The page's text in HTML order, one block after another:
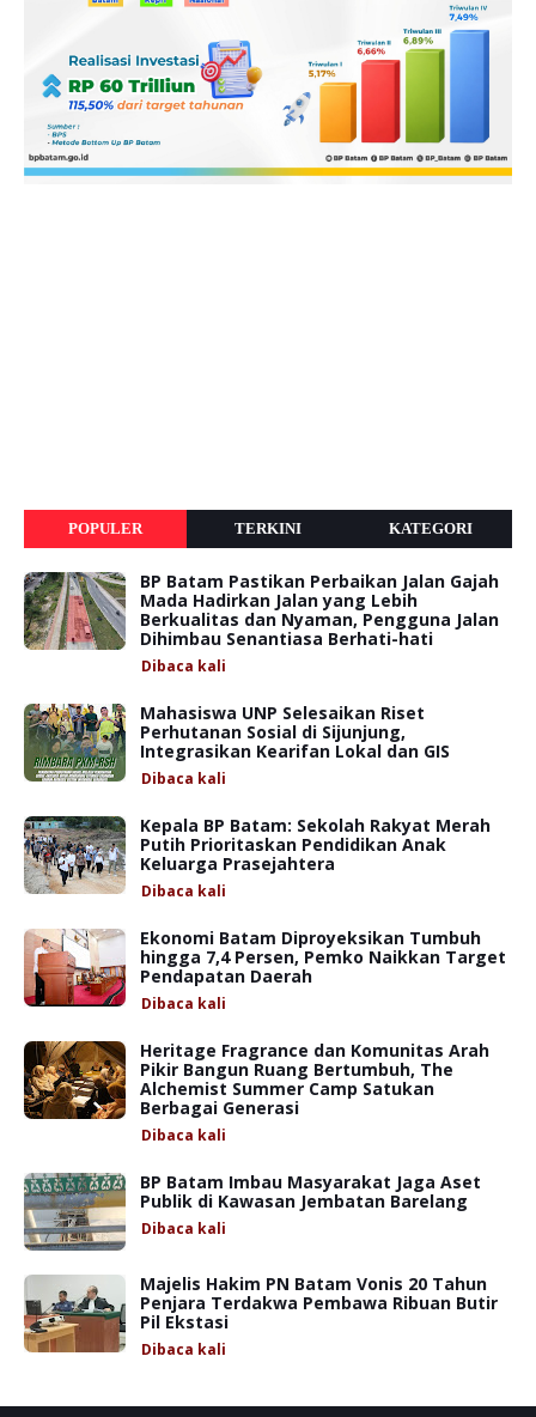
POPULER TERKINI KATEGORI
BP Batam Pastikan Perbaikan Jalan Gajah
Mada Hadirkan Jalan yang Lebih
Berkualitas dan Nyaman, Pengguna Jalan
Dihimbau Senantiasa Berhati-hati
Dibaca kali
Mahasiswa UNP Selesaikan Riset
Perhutanan Sosial di Sijunjung,
Integrasikan Kearifan Lokal dan GIS
Dibaca kali
Kepala BP Batam: Sekolah Rakyat Merah
Putih Prioritaskan Pendidikan Anak
Keluarga Prasejahtera
Dibaca kali
Ekonomi Batam Diproyeksikan Tumbuh
hingga 7,4 Persen, Pemko Naikkan Target
Pendapatan Daerah
Dibaca kali
Heritage Fragrance dan Komunitas Arah
Pikir Bangun Ruang Bertumbuh, The
Alchemist Summer Camp Satukan
Berbagai Generasi
Dibaca kali
BP Batam Imbau Masyarakat Jaga Aset
Publik di Kawasan Jembatan Barelang
Dibaca kali
Majelis Hakim PN Batam Vonis 20 Tahun
Penjara Terdakwa Pembawa Ribuan Butir
Pil Ekstasi
Dibaca kali